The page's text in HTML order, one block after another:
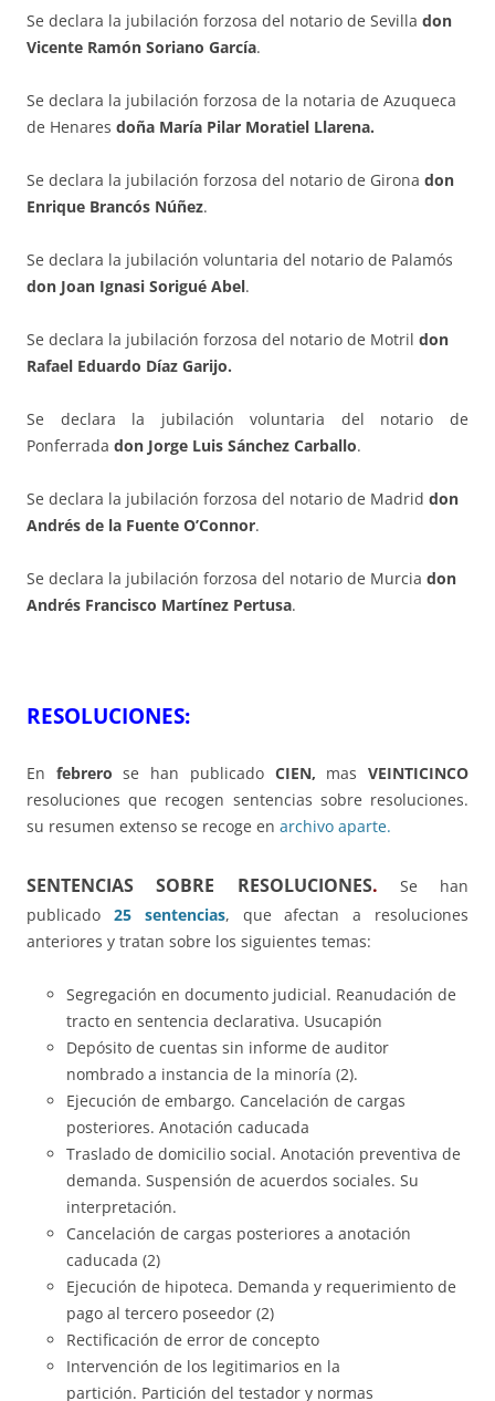
Se declara la jubilación forzosa del notario de Sevilla don
Vicente Ramón Soriano García.
Se declara la jubilación forzosa de la notaria de Azuqueca
de Henares doña María Pilar Moratiel Llarena.
Se declara la jubilación forzosa del notario de Girona don
Enrique Brancós Núñez.
Se declara la jubilación voluntaria del notario de Palamós
don Joan Ignasi Sorigué Abel.
Se declara la jubilación forzosa del notario de Motril don
Rafael Eduardo Díaz Garijo.
Se declara la jubilación voluntaria del notario de
Ponferrada don Jorge Luis Sánchez Carballo.
Se declara la jubilación forzosa del notario de Madrid don
Andrés de la Fuente O’Connor.
Se declara la jubilación forzosa del notario de Murcia don
Andrés Francisco Martínez Pertusa.
RESOLUCIONES:
En febrerose han publicado CIEN, masVEINTICINCO
resoluciones que recogen sentencias sobre resoluciones.
su resumen extenso se recoge en archivo aparte.
SENTENCIAS SOBRE RESOLUCIONES. Se han
publicado 25 sentencias, que afectan a resoluciones
anteriores y tratan sobre los siguientes temas:
Segregación en documento judicial. Reanudación de
tracto en sentencia declarativa. Usucapión
Depósito de cuentas sin informe de auditor
nombrado a instancia de la minoría (2).
Ejecución de embargo. Cancelación de cargas
posteriores. Anotación caducada
Traslado de domicilio social. Anotación preventiva de
demanda. Suspensión de acuerdos sociales. Su
interpretación.
Cancelación de cargas posteriores a anotación
caducada (2)
Ejecución de hipoteca. Demanda y requerimiento de
pago al tercero poseedor (2)
Rectificación de error de concepto
Intervención de los legitimarios en la
partición. Partición del testador y normas